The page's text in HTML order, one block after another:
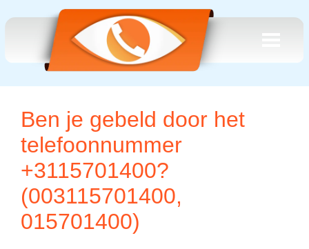
Ben je gebeld door het
telefoonnummer
+3115701400?
(003115701400,
015701400)